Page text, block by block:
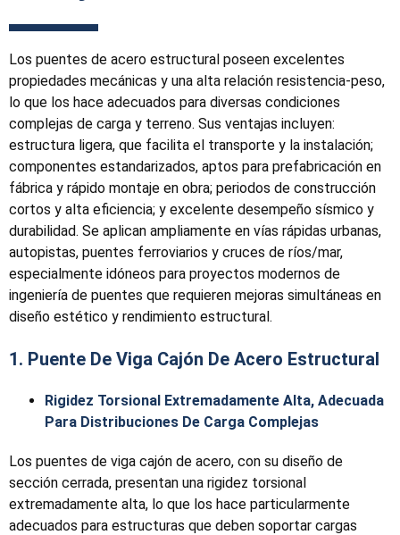
Los puentes de acero estructural poseen excelentes
propiedades mecánicas y una alta relación resistencia-peso,
lo que los hace adecuados para diversas condiciones
complejas de carga y terreno. Sus ventajas incluyen:
estructura ligera, que facilita el transporte y la instalación;
componentes estandarizados, aptos para prefabricación en
fábrica y rápido montaje en obra; periodos de construcción
cortos y alta eficiencia; y excelente desempeño sísmico y
durabilidad. Se aplican ampliamente en vías rápidas urbanas,
autopistas, puentes ferroviarios y cruces de ríos/mar,
especialmente idóneos para proyectos modernos de
ingeniería de puentes que requieren mejoras simultáneas en
diseño estético y rendimiento estructural.
1. Puente De Viga Cajón De Acero Estructural
Rigidez Torsional Extremadamente Alta, Adecuada
Para Distribuciones De Carga Complejas
Los puentes de viga cajón de acero, con su diseño de
sección cerrada, presentan una rigidez torsional
extremadamente alta, lo que los hace particularmente
adecuados para estructuras que deben soportar cargas